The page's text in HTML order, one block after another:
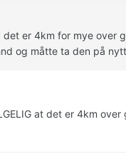
er 4km for mye over
og måtte ta den på
at det er 4km